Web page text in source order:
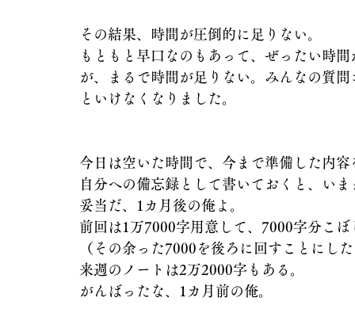
その結果、時間が圧倒的に足りない。
もともと早口なのもあって、ぜったい時
が、まるで時間が足りない。みんなの質
といけなくなりました。
今日は空いた時間で、今まで準備した内
自分への備忘録として書いておくと、い
妥当だ、1カ月後の俺よ。
前回は1万7000字用意して、7000字分こぼ
（その余った7000を後ろに回すことにし
来週のノートは2万2000字もある。
がんばったな、1カ月前の俺。